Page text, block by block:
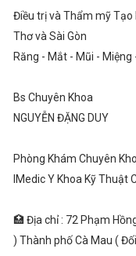
Điều trị và Thẩm mỹ Tạo
Thơ và Sài Gòn
Răng - Mắt - Mũi -
Bs Chuyên Khoa
NGUYỄN ĐẶNG DUY
Phòng Khám Chuyên
IMedic Y Khoa Kỹ Thuật
🏥 Địa chỉ : 72 Phạm
) Thành phố Cà Mau (